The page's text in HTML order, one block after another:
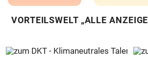
VORTEILSWELT „ALLE